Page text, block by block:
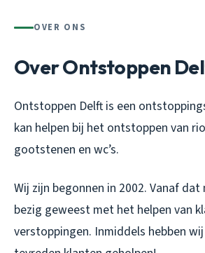
OVER ONS
Over Ontstoppen
Ontstoppen Delft is een
kan helpen bij het ontstoppen van
gootstenen en wc’s.
Wij zijn begonnen in 2002. Vanaf
bezig geweest met het helpen van
verstoppingen. Inmiddels hebben